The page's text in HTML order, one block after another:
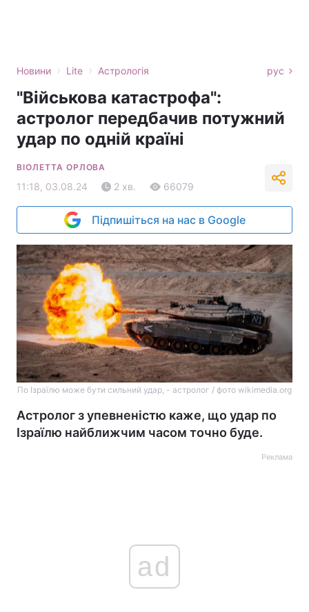
Новини › Lite › Астрологія рус
"Військова катастрофа":
астролог передбачив потужний
удар по одній країні
ВІОЛЕТТА ОРЛОВА
11:18, 03.08.24 2 хв. 66079
Підпишіться на нас в Google
По Ізраїлю може бути сильний удар, - астролог / фото wikimedia.org
Астролог з упевненістю каже, що удар по
Ізраїлю найближчим часом точно буде.
Реклама
ad